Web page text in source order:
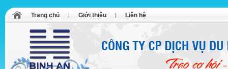
Trang chủ Giới thiệu Liên hệ